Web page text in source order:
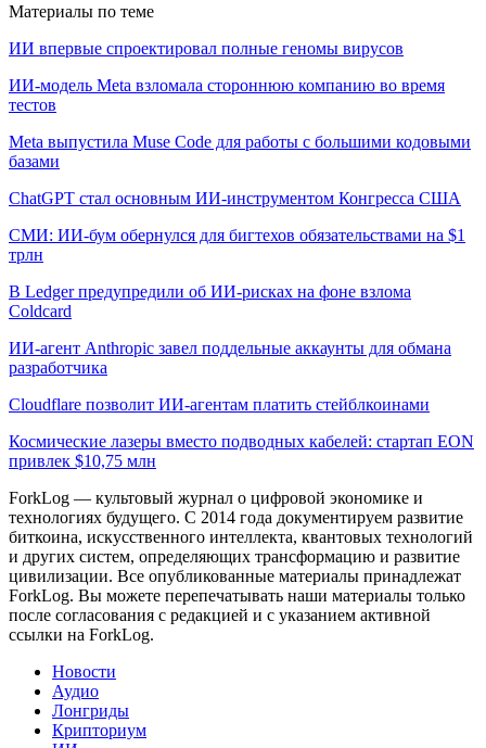
Материалы по теме
ИИ впервые спроектировал полные геномы вирусов
ИИ-модель Meta взломала стороннюю компанию во время
тестов
Meta выпустила Muse Code для работы с большими кодовыми
базами
ChatGPT стал основным ИИ-инструментом Конгресса США
СМИ: ИИ-бум обернулся для бигтехов обязательствами на $1
трлн
В Ledger предупредили об ИИ-рисках на фоне взлома
Coldcard
ИИ-агент Anthropic завел поддельные аккаунты для обмана
разработчика
Cloudflare позволит ИИ-агентам платить стейблкоинами
Космические лазеры вместо подводных кабелей: стартап EON
привлек $10,75 млн
ForkLog — культовый журнал о цифровой экономике и
технологиях будущего. С 2014 года документируем развитие
биткоина, искусственного интеллекта, квантовых технологий
и других систем, определяющих трансформацию и развитие
цивилизации. Все опубликованные материалы принадлежат
ForkLog. Вы можете перепечатывать наши материалы только
после согласования с редакцией и с указанием активной
ссылки на ForkLog.
Новости
Аудио
Лонгриды
Крипториум